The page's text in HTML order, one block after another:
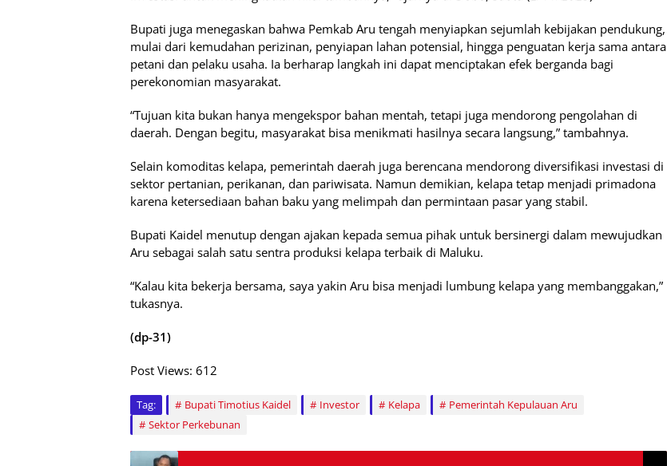
Bupati juga menegaskan bahwa Pemkab Aru tengah menyiapkan sejumlah kebijakan pendukung,
mulai dari kemudahan perizinan, penyiapan lahan potensial, hingga penguatan kerja sama antara
petani dan pelaku usaha. Ia berharap langkah ini dapat menciptakan efek berganda bagi
perekonomian masyarakat.
“Tujuan kita bukan hanya mengekspor bahan mentah, tetapi juga mendorong pengolahan di
daerah. Dengan begitu, masyarakat bisa menikmati hasilnya secara langsung,” tambahnya.
Selain komoditas kelapa, pemerintah daerah juga berencana mendorong diversifikasi investasi di
sektor pertanian, perikanan, dan pariwisata. Namun demikian, kelapa tetap menjadi primadona
karena ketersediaan bahan baku yang melimpah dan permintaan pasar yang stabil.
Bupati Kaidel menutup dengan ajakan kepada semua pihak untuk bersinergi dalam mewujudkan
Aru sebagai salah satu sentra produksi kelapa terbaik di Maluku.
“Kalau kita bekerja bersama, saya yakin Aru bisa menjadi lumbung kelapa yang membanggakan,”
tukasnya.
(dp-31)
Post Views: 612
Tag: Bupati Timotius Kaidel Investor Kelapa
Pemerintah Kepulauan Aru
Sektor Perkebunan